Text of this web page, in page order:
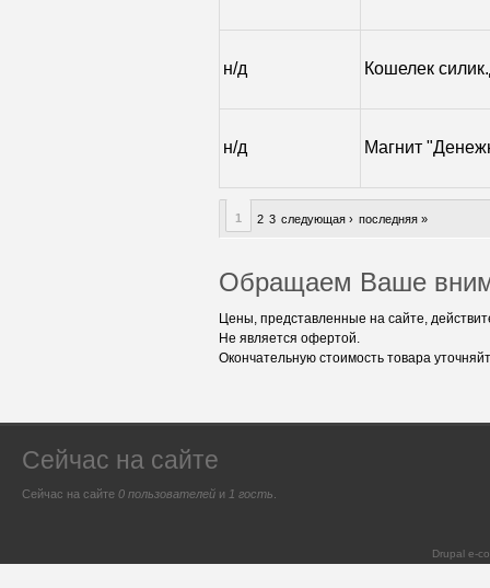
н/д Кошелек
н/д Магнит
1 2 3 следующая › последняя »
Обращаем Ваше
Цены, представленные на сайте,
Не является офертой.
Окончательную стоимость товара
Сейчас на сайте
Сейчас на сайте 0 пользователей и 1 гость
Drupal e-